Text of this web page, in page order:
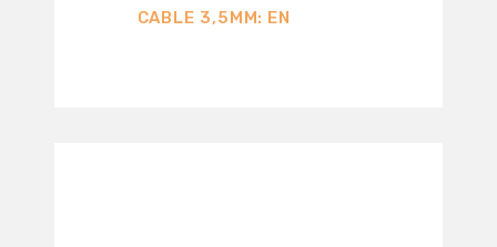
CABLE 3,5MM: EN